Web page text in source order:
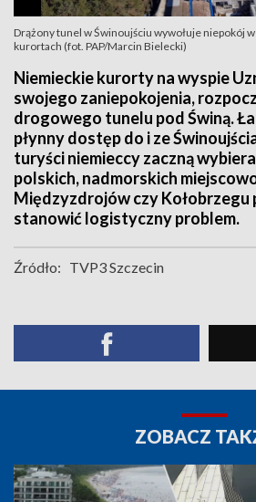
Drążony tunel w Świnoujściu wywołuje niepokój
kurortach (fot. PAP/Marcin Bielecki)
Niemieckie kurorty na wyspie
swojego zaniepokojenia,
drogowego tunelu pod Świną.
płynny dostęp do i ze
turyści niemieccy zaczną
polskich, nadmorskich
Międzyzdrojów czy Kołobrzegu
stanowić logistyczny problem.
Źródło: TVP3 Szczecin
ZOBACZ